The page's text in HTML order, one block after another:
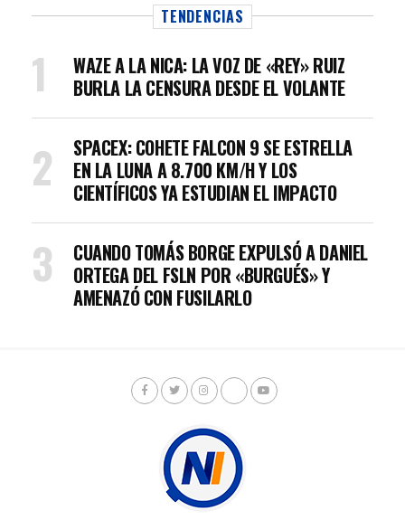
TENDENCIAS
WAZE A LA NICA: LA VOZ DE «REY» RUIZ
BURLA LA CENSURA DESDE EL VOLANTE
SPACEX: COHETE FALCON 9 SE ESTRELLA
EN LA LUNA A 8.700 KM/H Y LOS
CIENTÍFICOS YA ESTUDIAN EL IMPACTO
CUANDO TOMÁS BORGE EXPULSÓ A DANIEL
ORTEGA DEL FSLN POR «BURGUÉS» Y
AMENAZÓ CON FUSILARLO